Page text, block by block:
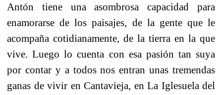
Antón tiene una asombrosa capacidad para
enamorarse de los paisajes, de la gente que le
acompaña cotidianamente, de la tierra en la que
vive. Luego lo cuenta con esa pasión tan suya
por contar y a todos nos entran unas tremendas
ganas de vivir en Cantavieja, en La Iglesuela del